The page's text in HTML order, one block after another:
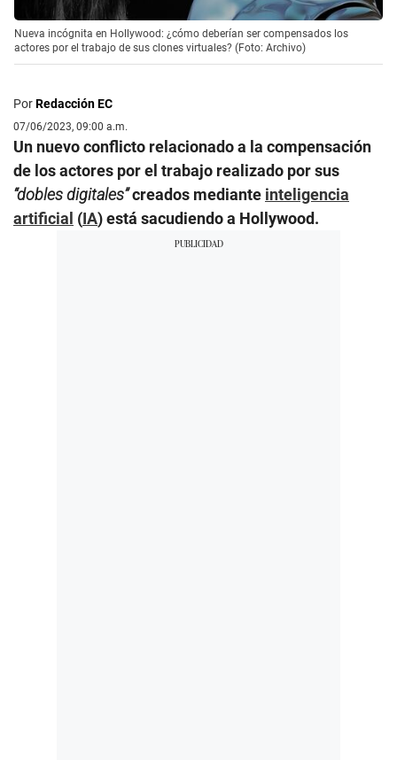
Nueva incógnita en Hollywood: ¿cómo deberían ser compensados los
actores por el trabajo de sus clones virtuales? (Foto: Archivo)
PorRedacción EC
07/06/2023, 09:00 a.m.
Un nuevo conflicto relacionado a la compensación
de los actores por el trabajo realizado por sus
“dobles digitales”creados mediante inteligencia
artificial (IA) está sacudiendo a Hollywood.